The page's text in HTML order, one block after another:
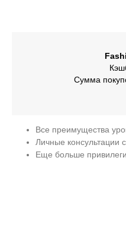
Сумма
Все преимущества
Личные консультации
Еще больше